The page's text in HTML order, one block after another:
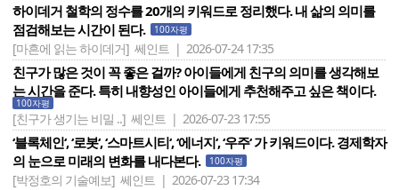
하이데거 철학의 정수를 20개의 키워드로 정리했다. 내 삶의 의미를
점검해보는 시간이 된다.
100자평
[마흔에 읽는 하이데거] 쎄인트 | 2026-07-24 17:35
친구가 많은 것이 꼭 좋은 걸까? 아이들에게 친구의 의미를 생각해보
는 시간을 준다. 특히 내향성인 아이들에게 추천해주고 싶은 책이다.
100자평
[친구가 생기는 비밀 ..] 쎄인트 | 2026-07-23 17:55
‘블록체인‘, ‘로봇‘, ‘스마트시티‘, ‘에너지‘, ‘우주‘ 가 키워드이다. 경제학자
의 눈으로 미래의 변화를 내다본다.
100자평
[박정호의 기술예보] 쎄인트 | 2026-07-23 17:34